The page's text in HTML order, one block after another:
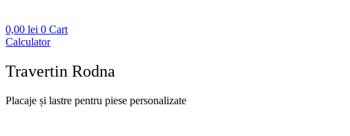
0,00 lei 0 Cart
Calculator
Travertin Rodna
Placaje și lastre pentru piese personalizate